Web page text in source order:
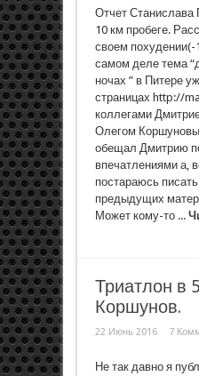
Отчет Станислава
10 км пробеге.
своем похудении(-
самом деле тема
ночах ” в Питере
страницах http://
коллегами
Олегом
обещал Дмитрию
впечатлениями а,
постараюсь
предыдущих
Может кому-то ...
Триатлон в
Коршунов.
22 Июнь 2016 7
Не так давно я